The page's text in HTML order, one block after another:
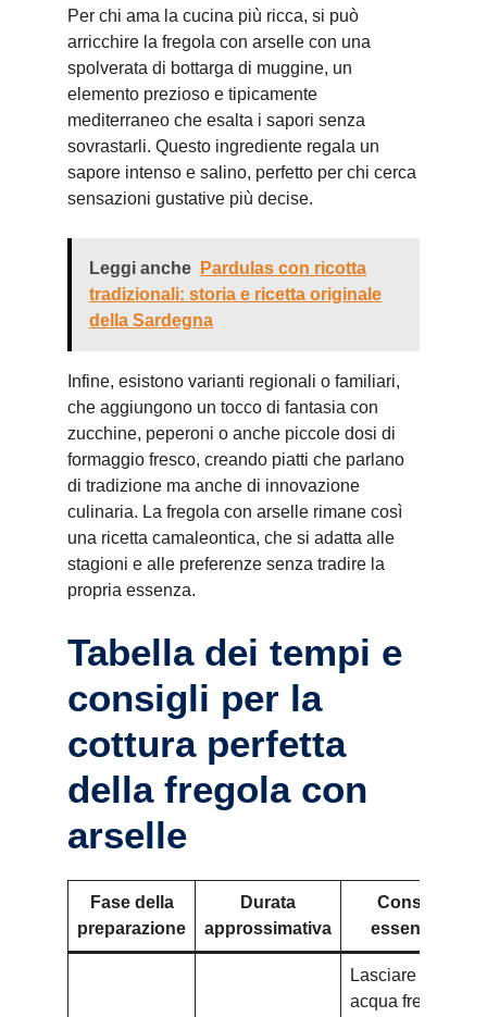
Per chi ama la cucina più ricca, si può
arricchire la fregola con arselle con una
spolverata di bottarga di muggine, un
elemento prezioso e tipicamente
mediterraneo che esalta i sapori senza
sovrastarli. Questo ingrediente regala un
sapore intenso e salino, perfetto per chi cerca
sensazioni gustative più decise.
Leggi anche
Pardulas con ricotta
tradizionali: storia e ricetta originale
della Sardegna
Infine, esistono varianti regionali o familiari,
che aggiungono un tocco di fantasia con
zucchine, peperoni o anche piccole dosi di
formaggio fresco, creando piatti che parlano
di tradizione ma anche di innovazione
culinaria. La fregola con arselle rimane così
una ricetta camaleontica, che si adatta alle
stagioni e alle preferenze senza tradire la
propria essenza.
Tabella dei tempi e
consigli per la
cottura perfetta
della fregola con
arselle
Fase della
preparazione
Durata
approssimativa
Consigli
essenziali
Lasciare in
acqua fredda